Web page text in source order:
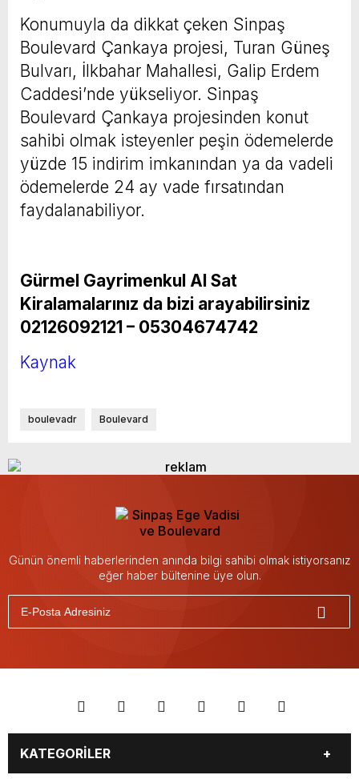
Konumuyla da dikkat çeken Sinpaş
Boulevard Çankaya projesi, Turan Güneş
Bulvarı, İlkbahar Mahallesi, Galip Erdem
Caddesi’nde yükseliyor. Sinpaş
Boulevard Çankaya projesinden konut
sahibi olmak isteyenler peşin ödemelerde
yüzde 15 indirim imkanından ya da vadeli
ödemelerde 24 ay vade fırsatından
faydalanabiliyor.
Gürmel Gayrimenkul Al Sat
Kiralamalarınız da bizi arayabilirsiniz
02126092121 – 05304674742
Kaynak
boulevadr Boulevard
Günün önemli haberlerinden anında bilgi sahibi olmak istiyorsanız
eğer haber bültenine üye olun.
KATEGORİLER